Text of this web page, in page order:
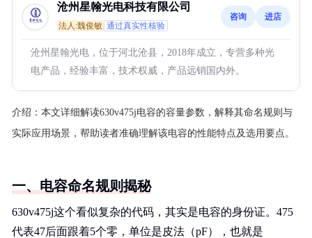
沧州星翰光电科技有限公司
法人:魏俊敏 通过真实性核验
咨询 进店
沧州星翰光电，位于河北沧县，2018年成立，专营多种光
电产品，经验丰富，技术权威，产品远销国内外。
介绍： 本文详细解读630v475j电容的容量参数，解释其命名规则与
实际应用场景，帮助读者准确理解该电容的性能特点及选用要点。
一、电容命名规则揭秘
630v475j这个看似复杂的代码，其实是电容的身份证。475
代表47后面跟着5个零，单位是皮法（pF），也就是